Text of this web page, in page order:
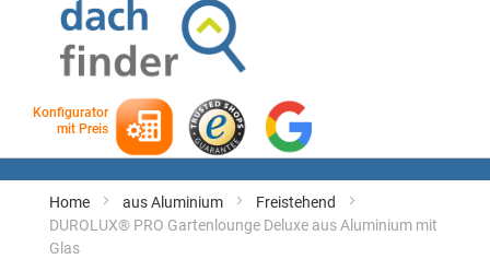
Konfigurator
mit Preis
Home aus Aluminium
Freistehend
DUROLUX® PRO Gartenlounge Deluxe aus Aluminium mit
Glas